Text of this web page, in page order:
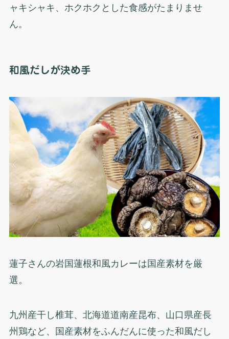
ャキシャキ、ホクホクとした食感がたまりませ
ん。
和風だしが決め手
蓮子さんの岩国蓮根和風カレーは国産素材を厳
選。
九州産干し椎茸、北海道道南産昆布、山口県産長
州鶏など、国産素材をふんだんに使った和風だし